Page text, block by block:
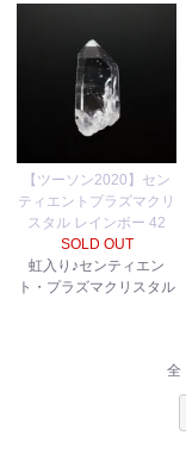
【ツーソン2020】セン
ティエントプラズマクリ
スタル レインボー 42
SOLD OUT
虹入り♪センティエン
ト・プラズマクリスタル
全